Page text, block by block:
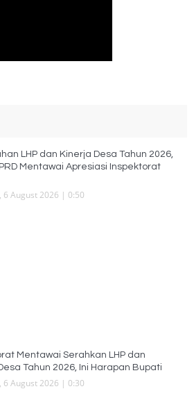
LHP dan Kinerja Desa Tahun 2026,
Mentawai Apresiasi Inspektorat
6 August 2026 | 0:50
Mentawai Serahkan LHP dan
Tahun 2026, Ini Harapan Bupati
6 August 2026 | 0:30